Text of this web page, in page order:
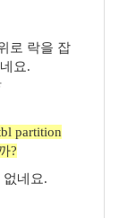
로 락을 잡
요.
partition
?
없네요.